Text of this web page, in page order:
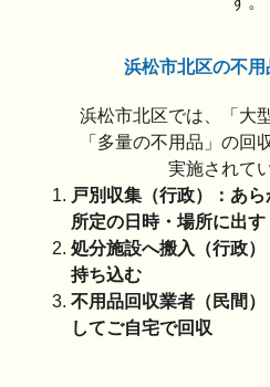
浜松市北区の不
浜松市北区では、「大
「多量の不用品」の回
実施されて
戸別収集（行政）：あら
所定の日時・場所に出す
処分施設へ搬入（行政
持ち込む
不用品回収業者（民間
してご自宅で回収